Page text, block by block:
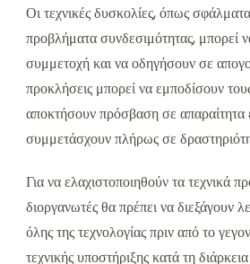
Οι τεχνικές δυσκολίες, όπως
προβλήματα συνδεσιμότητας, μπορεί
συμμετοχή και να οδηγήσουν σε
προκλήσεις μπορεί να εμποδίσουν
αποκτήσουν πρόσβαση σε απαραίτητα
συμμετάσχουν πλήρως σε
Για να ελαχιστοποιηθούν τα τεχνικά
διοργανωτές θα πρέπει να διεξάγουν
όλης της τεχνολογίας πριν από το
τεχνικής υποστήριξης κατά τη